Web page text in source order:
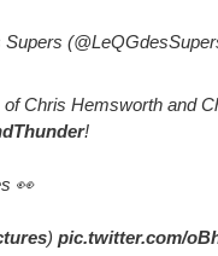
Chris Hemsworth and
!
👀
) pic.twitter.com/